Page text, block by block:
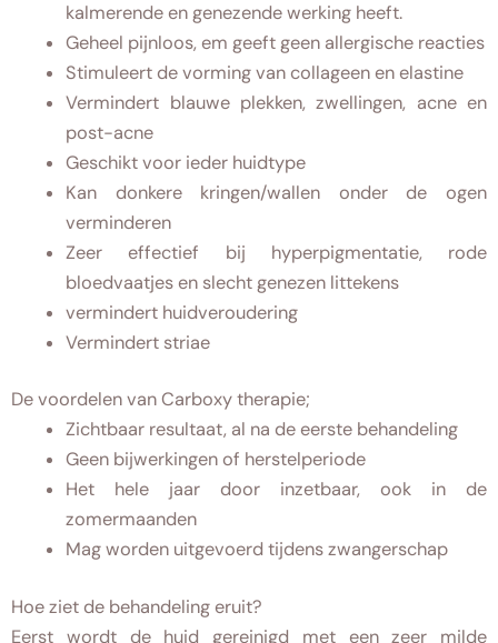
kalmerende en genezende werking heeft.
Geheel pijnloos, em geeft geen allergische reacties
Stimuleert de vorming van collageen en elastine
Vermindert blauwe plekken, zwellingen, acne en
post-acne
Geschikt voor ieder huidtype
Kan donkere kringen/wallen onder de ogen
verminderen
Zeer effectief bij hyperpigmentatie, rode
bloedvaatjes en slecht genezen littekens
vermindert huidveroudering
Vermindert striae
De voordelen van Carboxy therapie;
Zichtbaar resultaat, al na de eerste behandeling
Geen bijwerkingen of herstelperiode
Het hele jaar door inzetbaar, ook in de
zomermaanden
Mag worden uitgevoerd tijdens zwangerschap
Hoe ziet de behandeling eruit?
Eerst wordt de huid gereinigd met een zeer milde